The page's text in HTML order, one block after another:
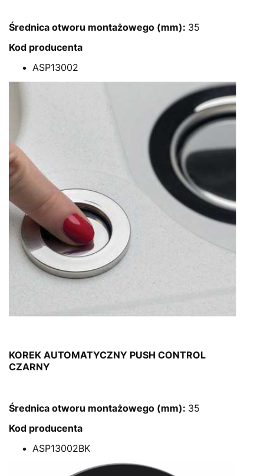
Średnica otworu montażowego (mm): 35
Kod producenta
ASP13002
KOREK AUTOMATYCZNY PUSH CONTROL
CZARNY
Średnica otworu montażowego (mm): 35
Kod producenta
ASP13002BK